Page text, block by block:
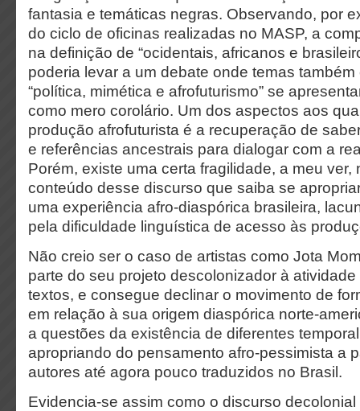
fantasia e temáticas negras. Observando, por
do ciclo de oficinas realizadas no MASP, a
na definição de “ocidentais, africanos e
poderia levar a um debate onde temas
“política, mimética e afrofuturismo” se
como mero corolário. Um dos aspectos aos
produção afrofuturista é a recuperação de
e referências ancestrais para dialogar com a
Porém, existe uma certa fragilidade, a meu ver,
conteúdo desse discurso que saiba se
uma experiência afro-diaspórica brasileira,
pela dificuldade linguística de acesso às
Não creio ser o caso de artistas como Jota
parte do seu projeto descolonizador à
textos, e consegue declinar o movimento de
em relação à sua origem diaspórica norte-
a questões da existência de diferentes
apropriando do pensamento afro-pessimista a
autores até agora pouco traduzidos no Brasil.
Evidencia-se assim como o discurso